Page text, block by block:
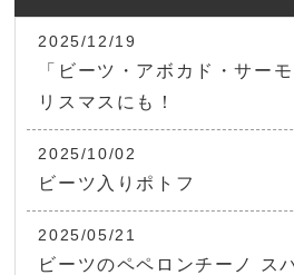
2025/12/19
「ビーツ・アボカド・サー
リスマスにも！
2025/10/02
ビーツ入りポトフ
2025/05/21
ビーツのペペロンチーノ ス